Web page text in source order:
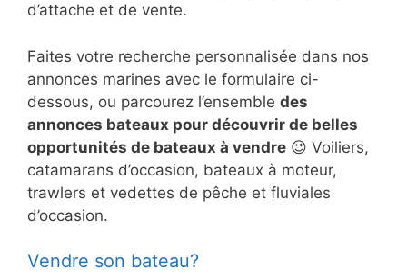
d’attache et de vente.
Faites votre recherche personnalisée dans nos
annonces marines avec le formulaire ci-
dessous, ou parcourez l’ensemble des
annonces bateaux pour découvrir de belles
opportunités de bateaux à vendre 😉 Voiliers,
catamarans d’occasion, bateaux à moteur,
trawlers et vedettes de pêche et fluviales
d’occasion.
Vendre son bateau?